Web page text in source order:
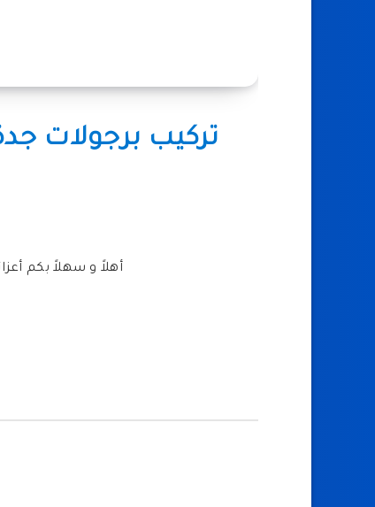
أهلاً و سهلاً بكم